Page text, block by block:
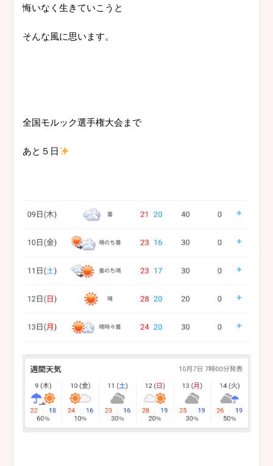
悔いなく生きていこうと
そんな風に思います。
全国モルック選手権大会まで
あと５日